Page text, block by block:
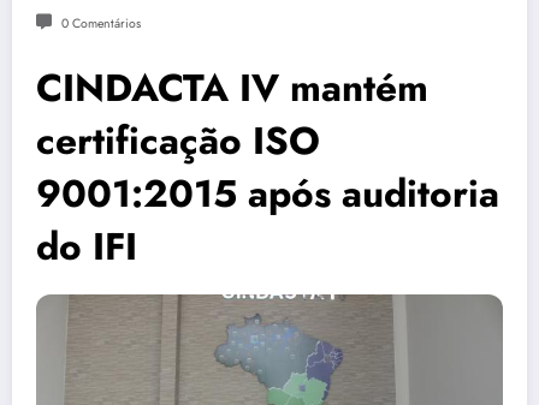
0 Comentários
CINDACTA IV mantém
certificação ISO
9001:2015 após auditoria
do IFI